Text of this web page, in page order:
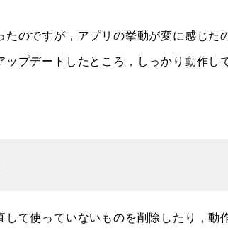
のですが，アプリの挙動が変に感じた
プデートしたところ，しっかり動作し
て使っていないものを削除したり，動